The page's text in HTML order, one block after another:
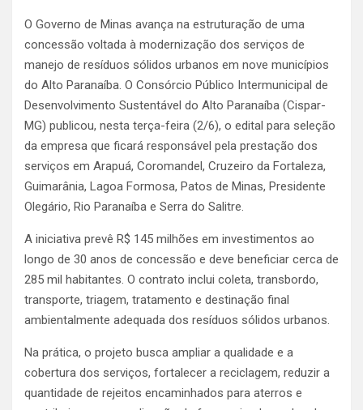
O Governo de Minas avança na estruturação de uma
concessão voltada à modernização dos serviços de
manejo de resíduos sólidos urbanos em nove municípios
do Alto Paranaíba. O Consórcio Público Intermunicipal de
Desenvolvimento Sustentável do Alto Paranaíba (Cispar-
MG) publicou, nesta terça-feira (2/6), o edital para seleção
da empresa que ficará responsável pela prestação dos
serviços em Arapuá, Coromandel, Cruzeiro da Fortaleza,
Guimarânia, Lagoa Formosa, Patos de Minas, Presidente
Olegário, Rio Paranaíba e Serra do Salitre.
A iniciativa prevê R$ 145 milhões em investimentos ao
longo de 30 anos de concessão e deve beneficiar cerca de
285 mil habitantes. O contrato inclui coleta, transbordo,
transporte, triagem, tratamento e destinação final
ambientalmente adequada dos resíduos sólidos urbanos.
Na prática, o projeto busca ampliar a qualidade e a
cobertura dos serviços, fortalecer a reciclagem, reduzir a
quantidade de rejeitos encaminhados para aterros e